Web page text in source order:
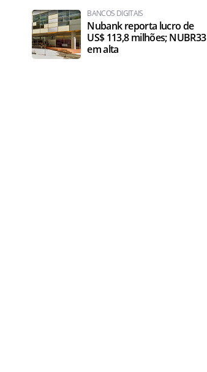
BANCOS DIGITAIS
Nubank reporta lucro de
US$ 113,8 milhões; NUBR33
em alta